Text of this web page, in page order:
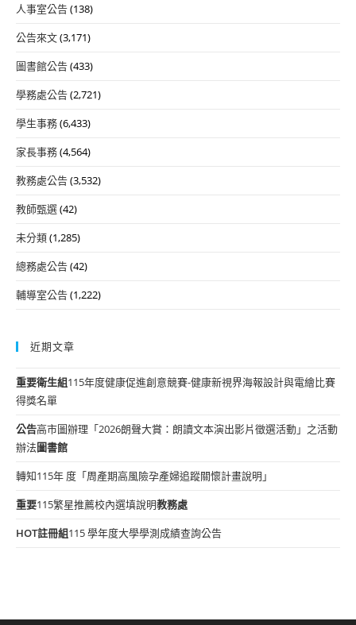
人事室公告(138)
公告來文(3,171)
圖書館公告(433)
學務處公告(2,721)
學生事務(6,433)
家長事務(4,564)
教務處公告(3,532)
教師甄選(42)
未分類(1,285)
總務處公告(42)
輔導室公告(1,222)
近期文章
重要衛生組115年度健康促進創意競賽-健康新視界海報設計與電繪比賽
得獎名單
公告高市圖辦理「2026朗聲大賞：朗讀文本演出影片徵選活動」之活動
辦法圖書館
轉知115年 度「周產期高風險孕產婦追蹤關懷計畫說明」
重要115繁星推薦校內選填說明教務處
HOT註冊組115 學年度大學學測成績查詢公告